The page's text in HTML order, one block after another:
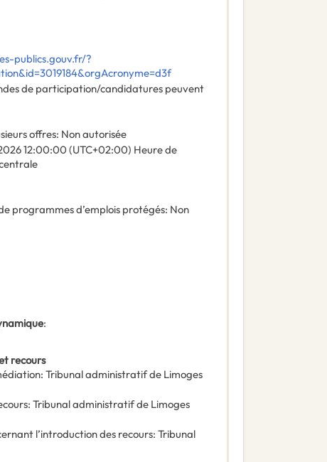
publics.gouv.fr/?
de participation/candidatures peuvent
offres: Non autorisée
12:00:00 (UTC+02:00) Heure de
programmes d’emplois protégés: Non
:
recours
: Tribunal administratif de Limoges
: Tribunal administratif de Limoges
l’introduction des recours: Tribunal